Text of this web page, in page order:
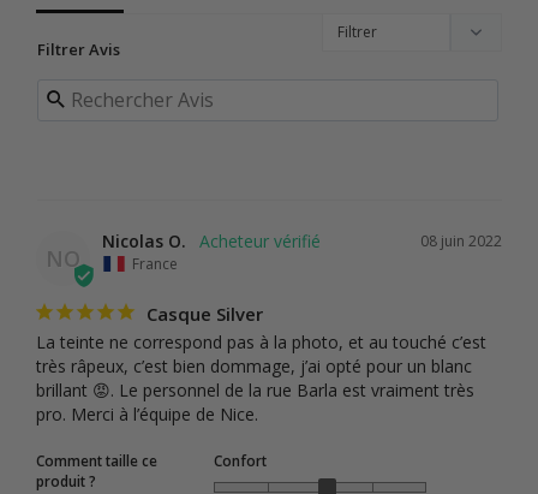
Filtrer Avis
NO
08 juin 2022
Nicolas O.
France
Casque Silver
La teinte ne correspond pas à la photo, et au touché c’est
très râpeux, c’est bien dommage, j’ai opté pour un blanc
brillant 😡. Le personnel de la rue Barla est vraiment très
pro. Merci à l’équipe de Nice.
Comment taille ce
produit ?
Confort